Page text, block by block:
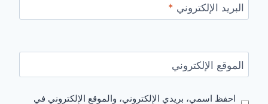
البريد الإلكتروني *
الموقع الإلكتروني
احفظ اسمي، بريدي الإلكتروني، والموقع الإلكتروني في